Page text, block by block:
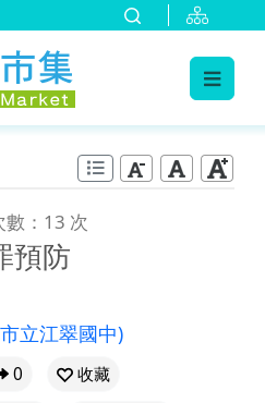
數：13 次
預防
立江翠國中)
0
收藏